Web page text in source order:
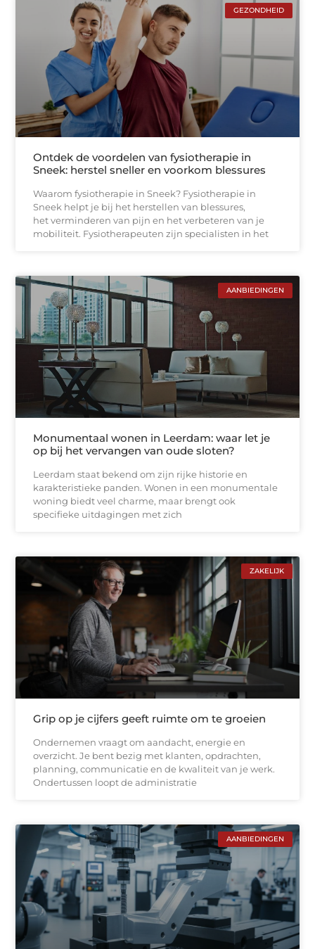
GEZONDHEID
Ontdek de voordelen van fysiotherapie in
Sneek: herstel sneller en voorkom blessures
Waarom fysiotherapie in Sneek? Fysiotherapie in
Sneek helpt je bij het herstellen van blessures,
het verminderen van pijn en het verbeteren van je
mobiliteit. Fysiotherapeuten zijn specialisten in het
AANBIEDINGEN
Monumentaal wonen in Leerdam: waar let je
op bij het vervangen van oude sloten?
Leerdam staat bekend om zijn rijke historie en
karakteristieke panden. Wonen in een monumentale
woning biedt veel charme, maar brengt ook
specifieke uitdagingen met zich
ZAKELIJK
Grip op je cijfers geeft ruimte om te groeien
Ondernemen vraagt om aandacht, energie en
overzicht. Je bent bezig met klanten, opdrachten,
planning, communicatie en de kwaliteit van je werk.
Ondertussen loopt de administratie
AANBIEDINGEN